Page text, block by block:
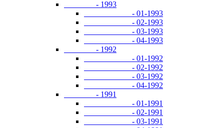
- 1993
- 01-1993
- 02-1993
- 03-1993
- 04-1993
- 1992
- 01-1992
- 02-1992
- 03-1992
- 04-1992
- 1991
- 01-1991
- 02-1991
- 03-1991